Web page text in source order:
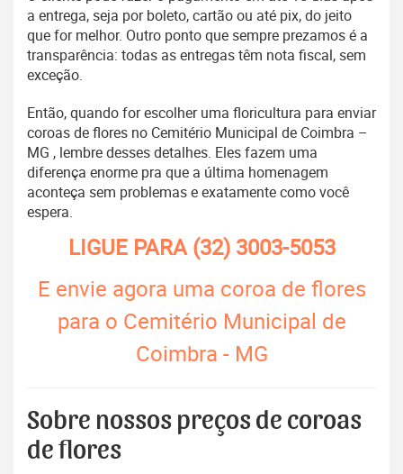
a entrega, seja por boleto, cartão ou até pix, do jeito
que for melhor. Outro ponto que sempre prezamos é a
transparência: todas as entregas têm nota fiscal, sem
exceção.
Então, quando for escolher uma floricultura para enviar
coroas de flores no Cemitério Municipal de Coimbra –
MG , lembre desses detalhes. Eles fazem uma
diferença enorme pra que a última homenagem
aconteça sem problemas e exatamente como você
espera.
LIGUE PARA(32) 3003-5053
E envie agora uma coroa de flores
para o Cemitério Municipal de
Coimbra - MG
Sobre nossos preços de coroas
de flores